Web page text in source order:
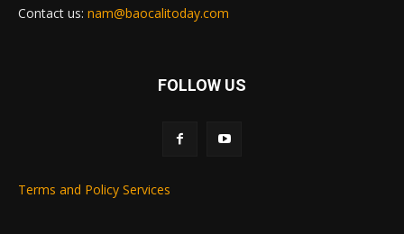
Contact us: nam@baocalitoday.com
FOLLOW US
Terms and Policy Services